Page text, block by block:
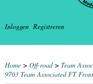
Inloggen Registreren
Home > Off-road> Team
9703 Team Associated FT